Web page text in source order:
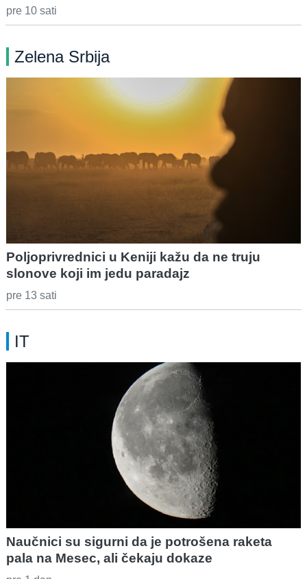
pre 10 sati
Zelena Srbija
Poljoprivrednici u Keniji kažu da ne truju
slonove koji im jedu paradajz
pre 13 sati
IT
Naučnici su sigurni da je potrošena raketa
pala na Mesec, ali čekaju dokaze